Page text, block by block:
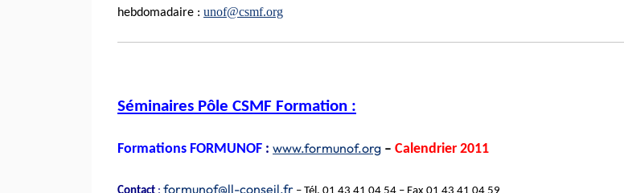
hebdomadaire : unof@csmf.org
Séminaires Pôle CSMF Formation :
Formations FORMUNOF : www.formunof.org – Calendrier 2011
formunof@ll-conseil.fr